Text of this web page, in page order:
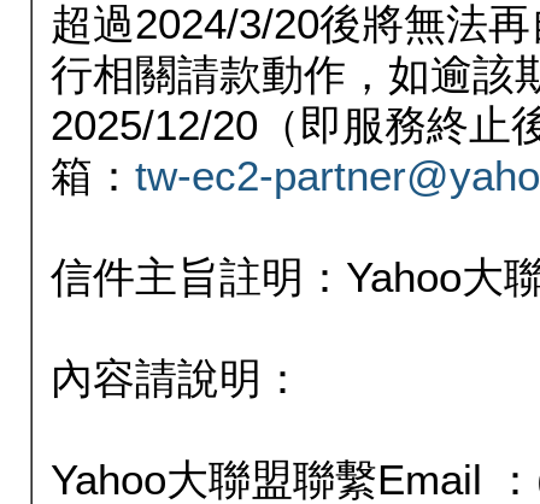
超過2024/3/20後將無法
行相關請款動作，如逾該
2025/12/20（即服務終止
箱： tw-ec2-
信件主旨註明：Yahoo大
內容請說明：
Yahoo大聯盟聯繫Email